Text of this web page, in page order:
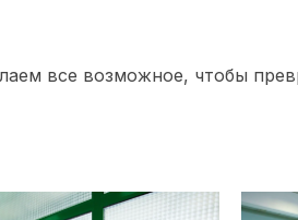
все возможное, чтобы